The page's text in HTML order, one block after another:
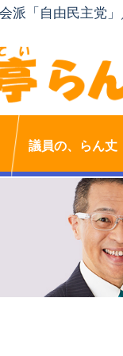
派「自由民主党
議員の、らん丈